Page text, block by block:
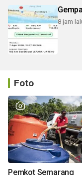
8 jam
Foto
Pemkot Semarang